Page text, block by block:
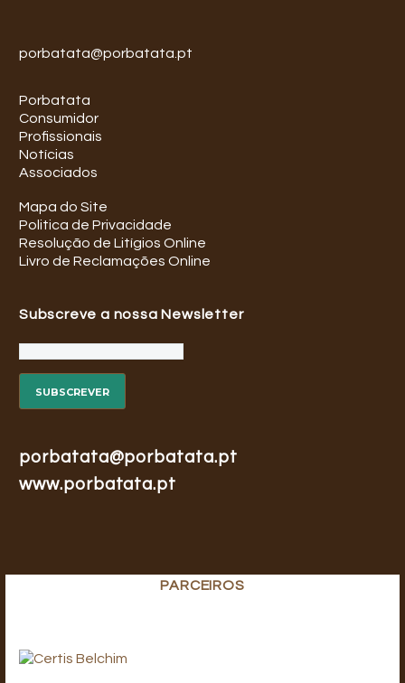
porbatata@porbatata.pt
Porbatata
Consumidor
Profissionais
Notícias
Associados
Mapa do Site
Politica de Privacidade
Resolução de Litígios Online
Livro de Reclamações Online
Subscreve a nossa Newsletter
porbatata@porbatata.pt
www.porbatata.pt
PARCEIROS